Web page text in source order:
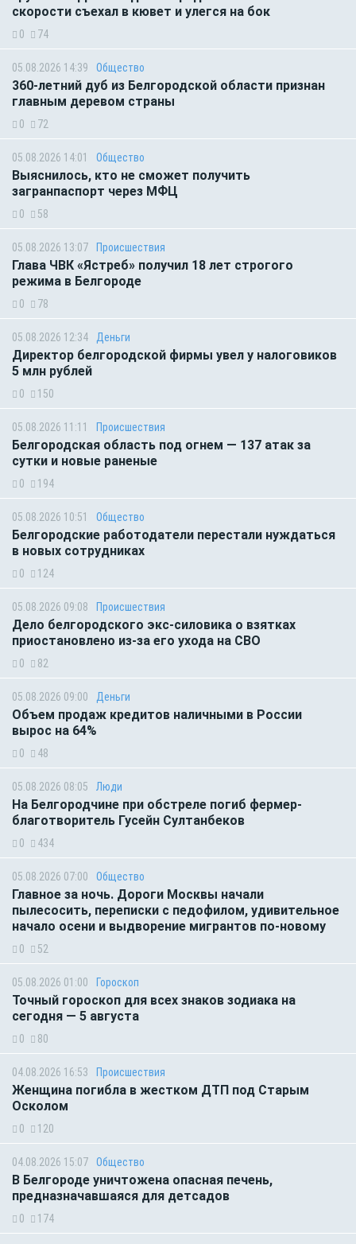
скорости съехал в кювет и улегся на бок
0 74
05.08.2026 14:39 Общество
360-летний дуб из Белгородской области признан
главным деревом страны
0 72
05.08.2026 14:01 Общество
Выяснилось, кто не сможет получить
загранпаспорт через МФЦ
0 58
05.08.2026 13:07 Происшествия
Глава ЧВК «Ястреб» получил 18 лет строгого
режима в Белгороде
0 78
05.08.2026 12:34 Деньги
Директор белгородской фирмы увел у налоговиков
5 млн рублей
0 150
05.08.2026 11:11 Происшествия
Белгородская область под огнем — 137 атак за
сутки и новые раненые
0 194
05.08.2026 10:51 Общество
Белгородские работодатели перестали нуждаться
в новых сотрудниках
0 124
05.08.2026 09:08 Происшествия
Дело белгородского экс-силовика о взятках
приостановлено из-за его ухода на СВО
0 82
05.08.2026 09:00 Деньги
Объем продаж кредитов наличными в России
вырос на 64%
0 48
05.08.2026 08:05 Люди
На Белгородчине при обстреле погиб фермер-
благотворитель Гусейн Султанбеков
0 434
05.08.2026 07:00 Общество
Главное за ночь. Дороги Москвы начали
пылесосить, переписки с педофилом, удивительное
начало осени и выдворение мигрантов по-новому
0 52
05.08.2026 01:00 Гороскоп
Точный гороскоп для всех знаков зодиака на
сегодня — 5 августа
0 80
04.08.2026 16:53 Происшествия
Женщина погибла в жестком ДТП под Старым
Осколом
0 120
04.08.2026 15:07 Общество
В Белгороде уничтожена опасная печень,
предназначавшаяся для детсадов
0 174